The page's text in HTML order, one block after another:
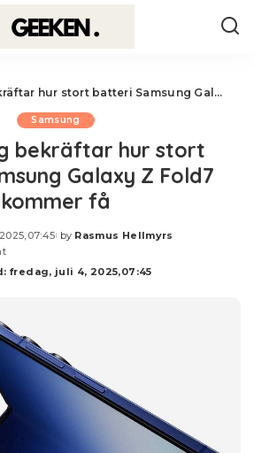
stort batteri Samsung Galaxy Z Fold7 kommer få
Samsung
bekräftar hur stort
Galaxy Z Fold7
kommer få
Posted
by Rasmus Hellmyrs
fredag, juli 4, 2025,07:45